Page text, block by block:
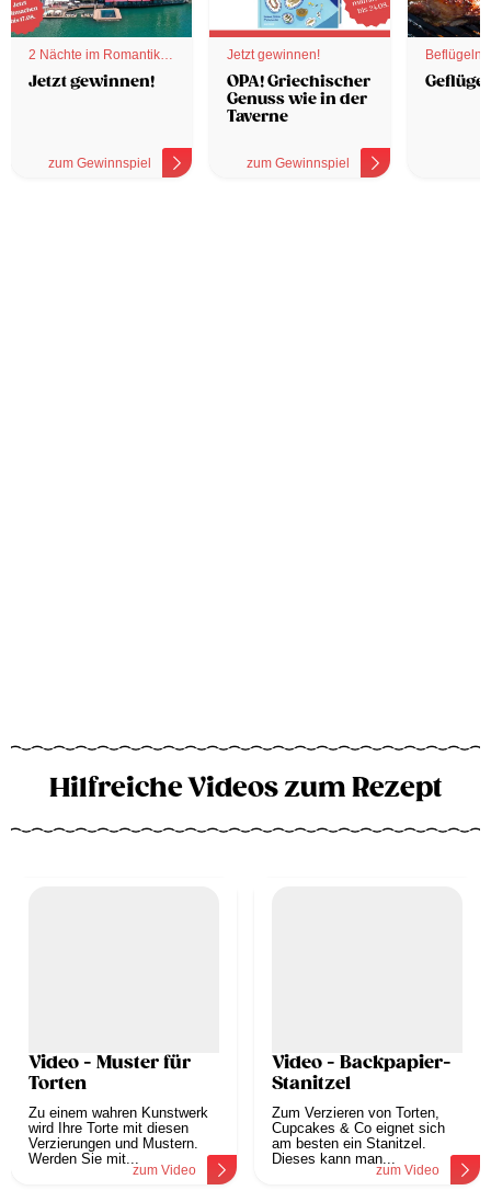
2 Nächte im Romantik
Hotel
Jetzt gewinnen!
zum Gewinnspiel
Jetzt gewinnen!
OPA! Griechischer
Genuss wie in der
Taverne
zum Gewinnspiel
Hilfreiche Videos zum Rezept
Video - Muster für
Torten
Zu einem wahren Kunstwerk
wird Ihre Torte mit diesen
Verzierungen und Mustern.
Werden Sie mit...
zum Video
Video - Backpapier-
Stanitzel
Zum Verzieren von Torten,
Cupcakes & Co eignet sich
am besten ein Stanitzel.
Dieses kann man...
zum Video